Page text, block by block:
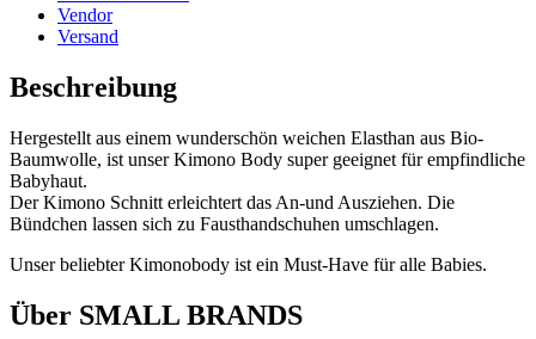
Vendor
Versand
Beschreibung
Hergestellt aus einem wunderschön weichen Elasthan aus Bio-
Baumwolle, ist unser Kimono Body super geeignet für empfindliche
Babyhaut.
Der Kimono Schnitt erleichtert das An-und Ausziehen. Die
Bündchen lassen sich zu Fausthandschuhen umschlagen.
Unser beliebter Kimonobody ist ein Must-Have für alle Babies.
Über SMALL BRANDS